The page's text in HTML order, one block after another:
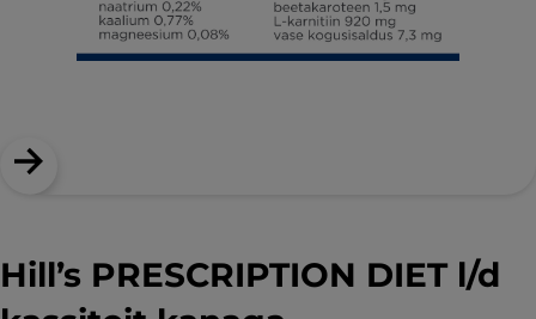
Hill’s PRESCRIPTION DIET l/d